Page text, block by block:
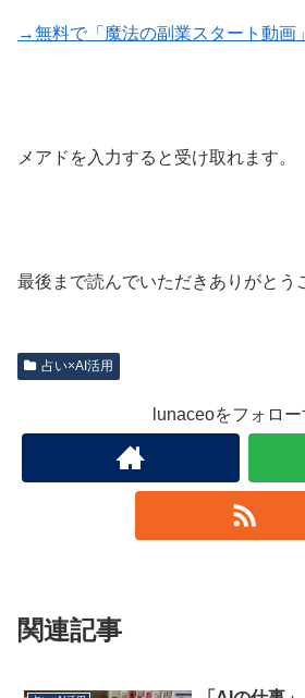
→無料で「魔法の副業スタート動画
メアドを入力すると受け取れます。
最後まで読んでいただきありがとう
占い×AI活用
lunaceoをフォロー
関連記事